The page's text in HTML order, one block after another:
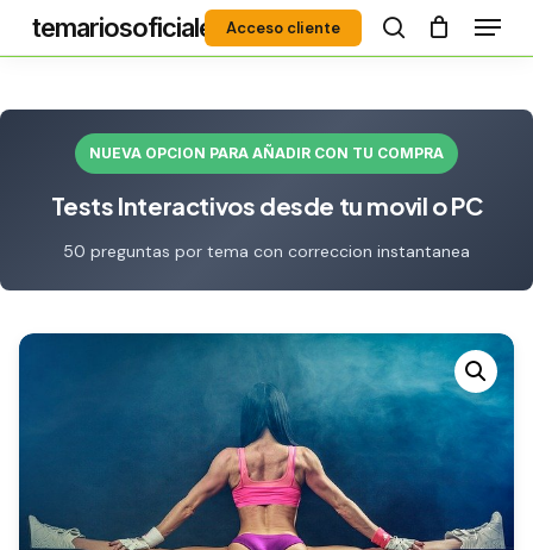
content
temariosoficiales
Acceso cliente
search
Menú
NUEVA OPCION PARA AÑADIR CON TU COMPRA
Tests Interactivos desde tu movil o PC
50 preguntas por tema con correccion instantanea